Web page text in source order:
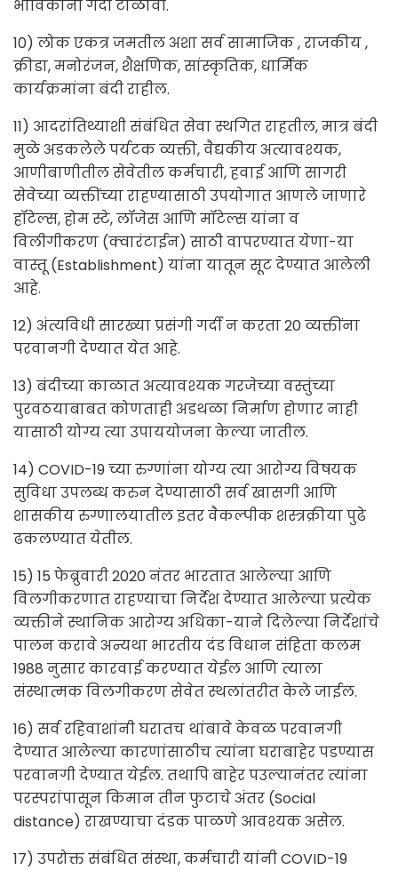
भाविकांनी गर्दी टाळावी.
10) लोक एकत्र जमतील अशा सर्व सामाजिक , राजकीय ,
क्रीडा, मनोरंजन, शैक्षणिक, सांस्कृतिक, धार्मिक
कार्यक्रमांना बंदी राहील.
11) आदरांतिथ्याशी संबंधित सेवा स्थगित राहतील, मात्र बंदी
मुळे अडकलेले पर्यटक व्यक्ती, वैद्यकीय अत्यावश्यक,
आणीबाणीतील सेवेतील कर्मचारी, हवाई आणि सागरी
सेवेच्या व्यक्तींच्या राहण्यासाठी उपयोगात आणले जाणारे
हॉटेल्स, होम स्टे, लॉजेस आणि मॉटेल्स यांना व
विलीगीकरण (क्वारंटाईन) साठी वापरण्यात येणा-या
वास्तू (Establishment) यांना यातून सूट देण्यात आलेली
आहे.
12) अंत्यविधी सारख्या प्रसंगी गर्दी न करता 20 व्यक्तींना
परवानगी देण्यात येत आहे.
13) बंदीच्या काळात अत्यावश्यक गरजेच्या वस्तुंच्या
पुरवठयाबाबत कोणताही अडथळा निर्माण होणार नाही
यासाठी योग्य त्या उपाययोजना केल्या जातील.
14) COVID-19 च्या रुग्णांना योग्य त्या आरोग्य विषयक
सुविधा उपलब्ध करुन देण्यासाठी सर्व खासगी आणि
शासकीय रुग्णालयातील इतर वैकल्पीक शस्त्रक्रीया पुढे
ढकलण्यात येतील.
15) 15 फेब्रुवारी 2020 नंतर भारतात आलेल्या आणि
विलगीकरणात राहण्याचा निर्देश देण्यात आलेल्या प्रत्येक
व्यक्तीने स्थानिक आरोग्य अधिका-याने दिलेल्या निर्देशांचे
पालन करावे अन्यथा भारतीय दंड विधान संहिता कलम
1988 नुसार कारवाई करण्यात येईल आणि त्याला
संस्थात्मक विलगीकरण सेवेत स्थलांतरीत केले जाईल.
16) सर्व रहिवाशांनी घरातच थांबावे केवळ परवानगी
देण्यात आलेल्या कारणांसाठीच त्यांना घराबाहेर पडण्यास
परवानगी देण्यात येईल. तथापि बाहेर पउल्यानंतर त्यांना
परस्परांपासून किमान तीन फुटाचे अंतर (Social
distance) राखण्याचा दंडक पाळणे आवश्यक असेल.
17) उपरोक्त संबंधित संस्था, कर्मचारी यांनी COVID-19